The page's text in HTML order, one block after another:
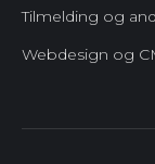
Tilmelding og
Webdesign og